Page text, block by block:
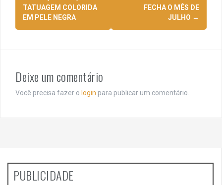
posts
TATUAGEM COLORIDA
EM PELE NEGRA
FECHA O MÊS DE
JULHO →
Deixe um comentário
Você precisa fazer o login para publicar um comentário.
PUBLICIDADE